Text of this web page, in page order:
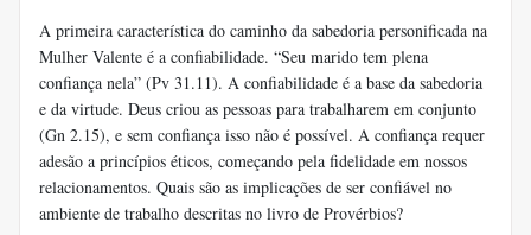
A primeira característica do caminho da sabedoria personificada na
Mulher Valente é a confiabilidade. “Seu marido tem plena
confiança nela” (Pv 31.11). A confiabilidade é a base da sabedoria
e da virtude. Deus criou as pessoas para trabalharem em conjunto
(Gn 2.15), e sem confiança isso não é possível. A confiança requer
adesão a princípios éticos, começando pela fidelidade em nossos
relacionamentos. Quais são as implicações de ser confiável no
ambiente de trabalho descritas no livro de Provérbios?